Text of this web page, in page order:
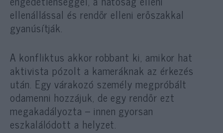
ellenállással és rendőr elleni erőszakkal
gyanúsítják.
A konfliktus akkor robbant ki, amikor hat
aktivista pózolt a kameráknak az érkezés
után. Egy várakozó személy megpróbált
odamenni hozzájuk, de egy rendőr ezt
megakadályozta – innen gyorsan
eszkalálódott a helyzet.